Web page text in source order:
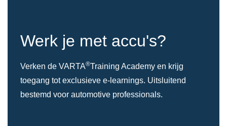
Werk je met accu's?
Verken de VARTA®Training Academy en krijg
toegang tot exclusieve e-learnings. Uitsluitend
bestemd voor automotive professionals.